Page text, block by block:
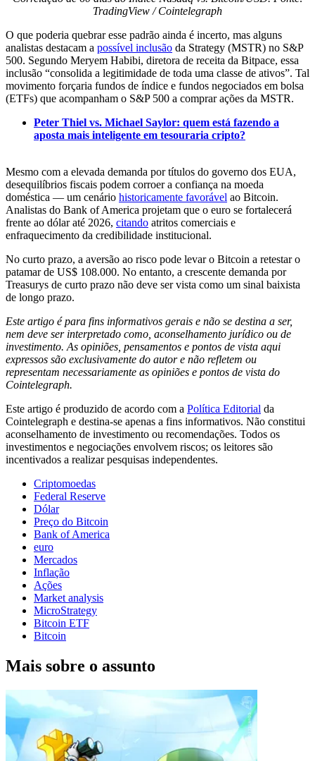
TradingView / Cointelegraph
O que poderia quebrar esse padrão ainda é incerto, mas alguns
analistas destacam a possível inclusão da Strategy (MSTR) no S&P
500. Segundo Meryem Habibi, diretora de receita da Bitpace, essa
inclusão “consolida a legitimidade de toda uma classe de ativos”. Tal
movimento forçaria fundos de índice e fundos negociados em bolsa
(ETFs) que acompanham o S&P 500 a comprar ações da MSTR.
Peter Thiel vs. Michael Saylor: quem está fazendo a
aposta mais inteligente em tesouraria cripto?
Mesmo com a elevada demanda por títulos do governo dos EUA,
desequilíbrios fiscais podem corroer a confiança na moeda
doméstica — um cenário historicamente favorável ao Bitcoin.
Analistas do Bank of America projetam que o euro se fortalecerá
frente ao dólar até 2026, citando atritos comerciais e
enfraquecimento da credibilidade institucional.
No curto prazo, a aversão ao risco pode levar o Bitcoin a retestar o
patamar de US$ 108.000. No entanto, a crescente demanda por
Treasurys de curto prazo não deve ser vista como um sinal baixista
de longo prazo.
Este artigo é para fins informativos gerais e não se destina a ser,
nem deve ser interpretado como, aconselhamento jurídico ou de
investimento. As opiniões, pensamentos e pontos de vista aqui
expressos são exclusivamente do autor e não refletem ou
representam necessariamente as opiniões e pontos de vista do
Cointelegraph.
Este artigo é produzido de acordo com a Política Editorial da
Cointelegraph e destina-se apenas a fins informativos. Não constitui
aconselhamento de investimento ou recomendações. Todos os
investimentos e negociações envolvem riscos; os leitores são
incentivados a realizar pesquisas independentes.
Criptomoedas
Federal Reserve
Dólar
Preço do Bitcoin
Bank of America
euro
Mercados
Inflação
Ações
Market analysis
MicroStrategy
Bitcoin ETF
Bitcoin
Mais sobre o assunto